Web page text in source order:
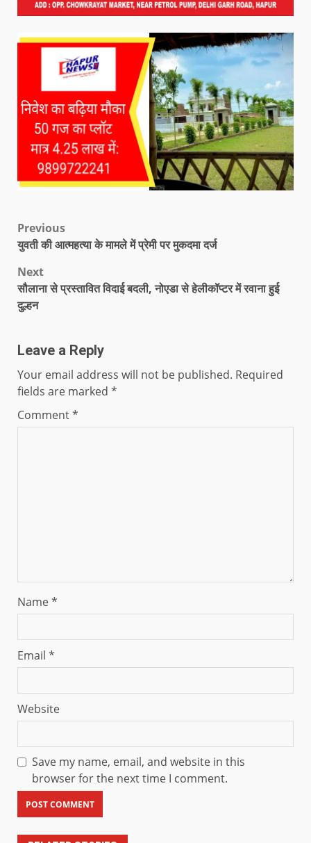
Previous
युवती की आत्महत्या के मामले में प्रेमी पर मुकदमा दर्ज
Next
सौलाना से प्रस्तावित विदाई बदली, नोएडा से हेलीकॉप्टर में रवाना हुई
दुल्हन
Leave a Reply
Your email address will not be published. Required
fields are marked *
Comment*
Name*
Email *
Website
Save my name, email, and website in this
browser for the next time I comment.